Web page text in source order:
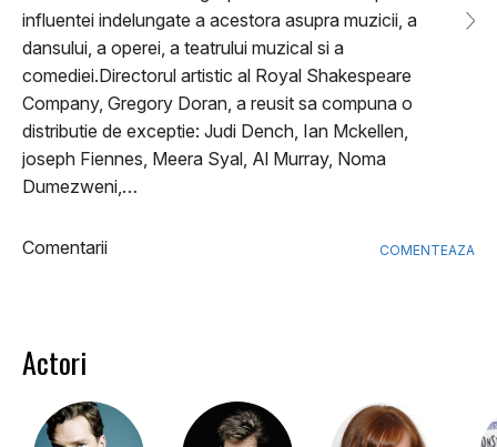
influentei indelungate a acestora asupra muzicii, a
dansului, a operei, a teatrului muzical si a
comediei.Directorul artistic al Royal Shakespeare
Company, Gregory Doran, a reusit sa compuna o
distributie de exceptie: Judi Dench, Ian Mckellen,
joseph Fiennes, Meera Syal, Al Murray, Noma
Dumezweni,…
Comentarii COMENTEAZA
Actori